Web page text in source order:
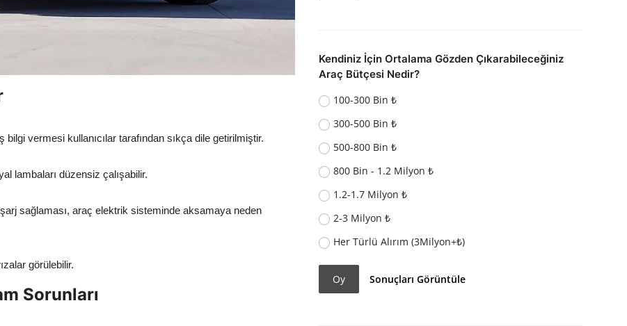
vermesi kullanıcılar tarafından sıkça dile getirilmiştir.
lambaları düzensiz çalışabilir.
sağlaması, araç elektrik sisteminde aksamaya neden
görülebilir.
Sorunları
Kendiniz İçin Ortalama Gözden Çıkarabileceğiniz
Araç Bütçesi Nedir?
100-300 Bin ₺
300-500 Bin ₺
500-800 Bin ₺
800 Bin - 1.2 Milyon ₺
1.2-1.7 Milyon ₺
2-3 Milyon ₺
Her Türlü Alırım (3Milyon+₺)
Oy Sonuçları Görüntüle